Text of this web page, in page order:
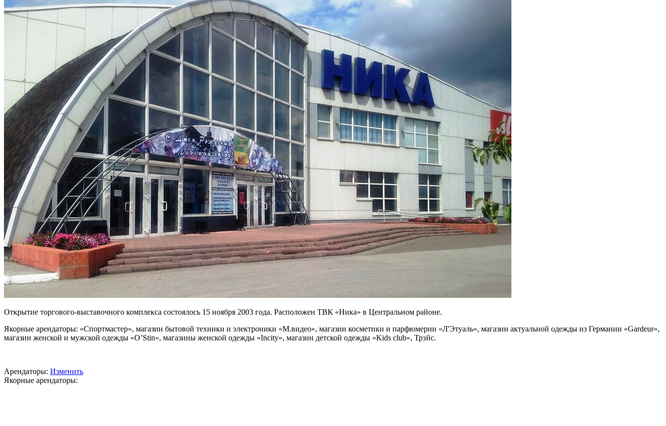
Открытие торгового-выставочного комплекса состоялось 15 ноября 2003 года. Расположен ТВК «Ника» в Центральном районе.
Якорные арендаторы: «Спортмастер», магазин бытовой техники и электроники «М.видео», магазин косметики и парфюмерии «Л'Этуаль», магазин актуальной одежды из Германии «Gardeur»,
магазин женской и мужской одежды «O’Stin», магазины женской одежды «Incity», магазин детской одежды «Kids club», Трэйс.
Арендаторы: Изменить
Якорные арендаторы: